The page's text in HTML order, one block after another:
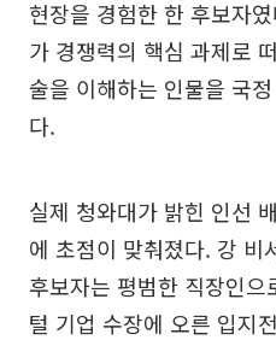
현장을 경험한 한 후보자
가 경쟁력의 핵심 과제로
술을 이해하는 인물을 국
다.
실제 청와대가 밝힌 인선
에 초점이 맞춰졌다. 강 비
후보자는 평범한 직장인
털 기업 수장에 오른 입지